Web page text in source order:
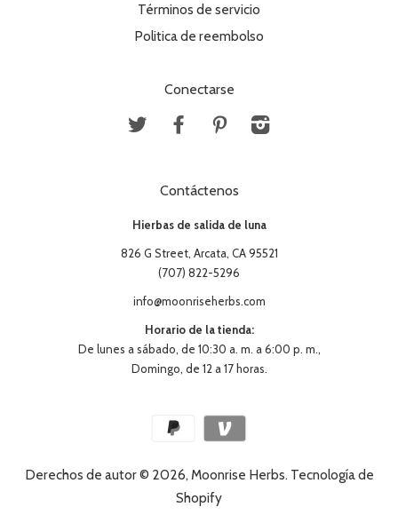
Términos de servicio
Politica de reembolso
Conectarse
Twitter FacebookPinterest
Contáctenos
Hierbas de salida de luna
826 G Street, Arcata, CA 95521
(707) 822-5296
info@moonriseherbs.com
Horario de la tienda:
De lunes a sábado, de 10:30 a. m. a 6:00 p. m.,
Domingo, de 12 a 17 horas.
Derechos de autor © 2026, Moonrise Herbs. Tecnología de
Shopify